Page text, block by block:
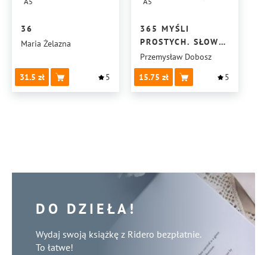
36
Maria Żelazna
31.5 5
365 MYŚLI
PROSTYCH. SŁOWO
DLA UKRAINY
Przemysław Dobosz
15.75
5
DO DZIEŁA!
Wydaj swoją książkę z Ridero bezpłatnie.
To łatwe!